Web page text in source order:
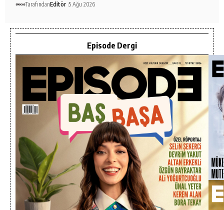
TarafındanEditör 5 Ağu 2026
Episode Dergi